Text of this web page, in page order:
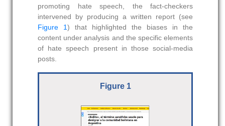
promoting hate speech, the fact-checkers
intervened by producing a written report (see
Figure 1) that highlighted the biases in the
content under analysis and the specific elements
of hate speech present in those social-media
posts.
Figure 1